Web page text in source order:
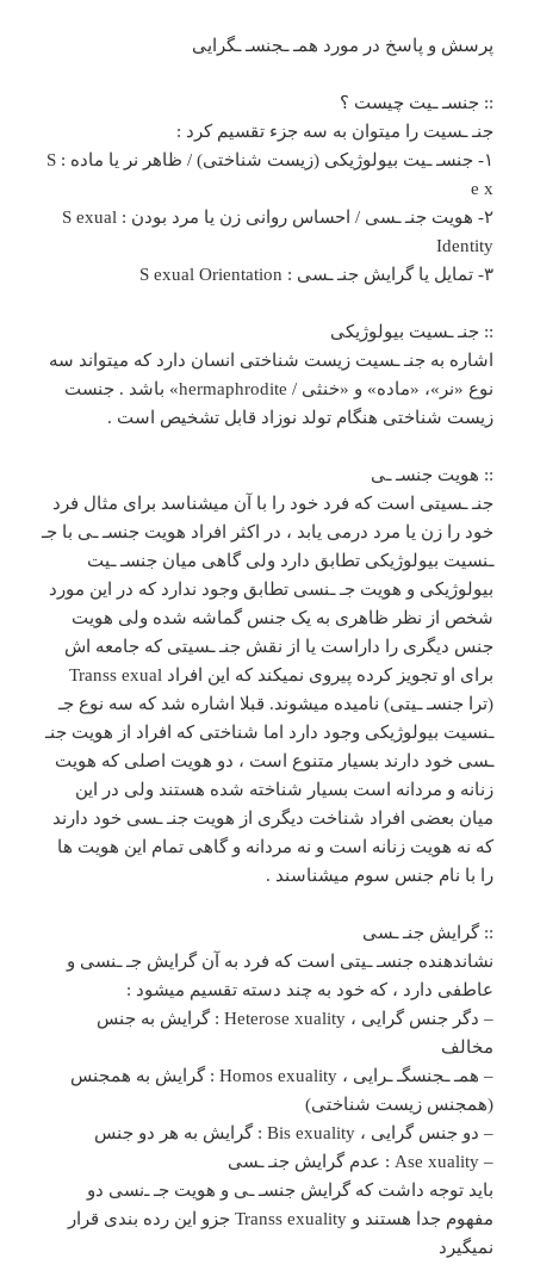
پرسش و پاسخ در مورد همـ ـجنسـ ـگرایی
:: جنسـ ـیت چیست ؟
جنـ ـسیت را میتوان به سه جزء تقسیم کرد :
۱- جنسـ‌ ـیت بیولوژیکی (زیست شناختی) / ظاهر نر یا ماده : S
e x
۲- هویت جنـ ـسی / احساس روانی زن یا مرد بودن : S exual
Identity
۳- تمایل یا گرایش جنـ ـسی : S exual Orientation
:: جنـ ـسیت بیولوژیکی
اشاره به جنـ ـسیت زیست شناختی انسان دارد که میتواند سه
نوع «نر»، «ماده» و «خنثی / hermaphrodite» باشد . جنست
زیست شناختی هنگام تولد نوزاد قابل تشخیص است .
:: هویت جنسـ ـی
جنـ ـسیتی است که فرد خود را با آن میشناسد برای مثال فرد
خود را زن یا مرد درمی یابد ، در اکثر افراد هویت جنسـ ـی با جـ
ـنسیت بیولوژیکی تطابق دارد ولی گاهی میان جنسـ‌ ـیت
بیولوژیکی و هویت جـ ـنسی تطابق وجود ندارد که در این مورد
شخص از نظر ظاهری به یک جنس گماشه شده ولی هویت
جنس دیگری را داراست یا از نقش جنـ ـسیتی که جامعه اش
برای او تجویز کرده پیروی نمیکند که این افراد Transs exual
(ترا جنسـ ـیتی) نامیده میشوند. قبلا اشاره شد که سه نوع جـ‌
ـنسیت بیولوژیکی وجود دارد اما شناختی که افراد از هویت جنـ
ـسی خود دارند بسیار متنوع است ، دو هویت اصلی که هویت
زنانه و مردانه است بسیار شناخته شده هستند ولی در این
میان بعضی افراد شناخت دیگری از هویت جنـ ـسی خود دارند
که نه هویت زنانه است و نه مردانه و گاهی تمام این هویت ها
را با نام جنس سوم میشناسند .
:: گرایش جنـ ـسی
نشاندهنده جنسـ ـیتی است که فرد به آن گرایش جـ ـنسی و
عاطفی دارد ، که خود به چند دسته تقسیم میشود :
– دگر جنس گرایی ، Heterose xuality : گرایش به جنس
مخالف
– همـ ـجنسگـ ـرایی ، Homos exuality : گرایش به همجنس
(همجنس زیست شناختی)
– دو جنس گرایی ، Bis exuality : گرایش به هر دو جنس
– Ase xuality : عدم گرایش جنـ ـسی
باید توجه داشت که گرایش جنسـ ـی و هویت جـ ـ‌نسی دو
مفهوم جدا هستند و Transs exuality جزو این رده بندی قرار
نمیگیرد